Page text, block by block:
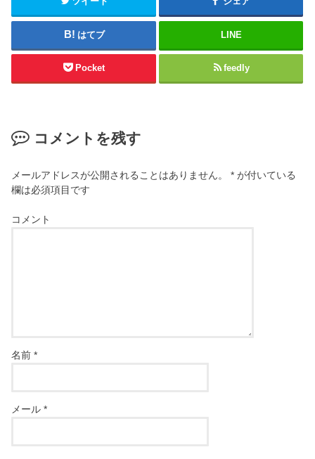
はてブ LINE
Pocket feedly
コメントを残す
メールアドレスが公開されることはありません。 * が付いている
欄は必須項目です
コメント
名前*
メール*